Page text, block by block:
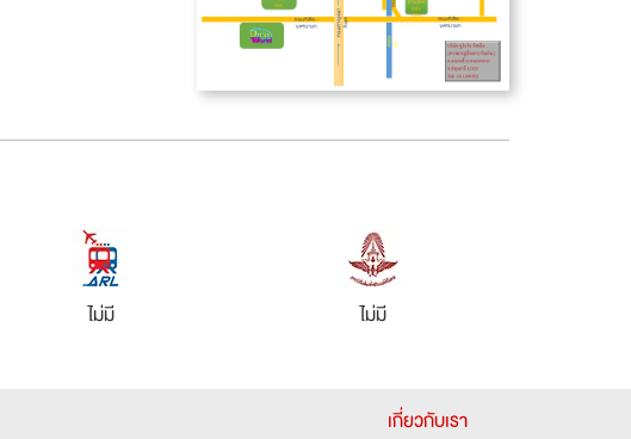
ไม่มี ไม่มี
เกี่ยวกับเรา